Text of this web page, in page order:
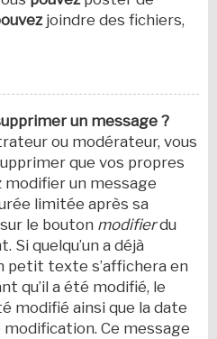
joindre des fichiers,
un message ?
ou modérateur, vous
que vos propres
modifier un message
limitée après sa
le bouton modifierdu
Si quelqu’un a déjà
petit texte s’affichera en
qu’il a été modifié, le
modifié ainsi que la date
modification. Ce message